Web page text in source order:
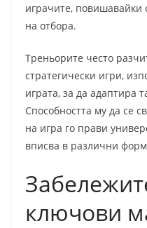
играчите,
на отбора.
Треньорите често
стратегически игри,
играта, за да адаптира
Способността му да се
на игра го прави
вписва в различни
ключови